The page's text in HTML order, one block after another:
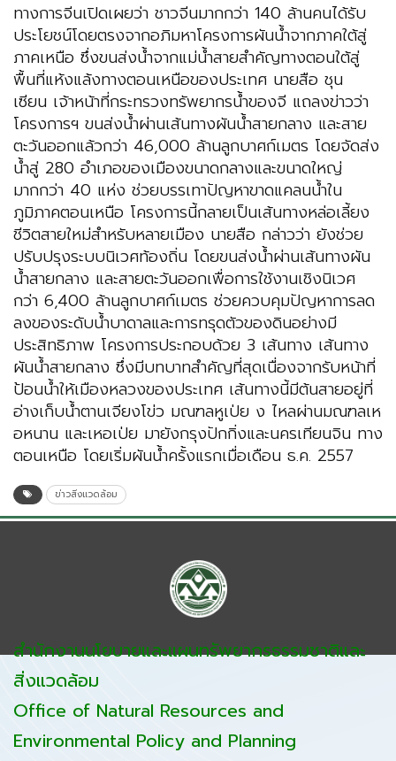
ทางการจีนเปิดเผยว่า ชาวจีนมากกว่า 140 ล้านคนได้รับ
ประโยชน์โดยตรงจากอภิมหาโครงการผันน้ำจากภาคใต้สู่
ภาคเหนือ ซึ่งขนส่งน้ำจากแม่น้ำสายสำคัญทางตอนใต้สู่
พื้นที่แห้งแล้งทางตอนเหนือของประเทศ นายสือ ชุน
เซียน เจ้าหน้าที่กระทรวงทรัพยากรน้ำของจี แถลงข่าวว่า
โครงการฯ ขนส่งน้ำผ่านเส้นทางผันน้ำสายกลาง และสาย
ตะวันออกแล้วกว่า 46,000 ล้านลูกบาศก์เมตร โดยจัดส่ง
น้ำสู่ 280 อำเภอของเมืองขนาดกลางและขนาดใหญ่
มากกว่า 40 แห่ง ช่วยบรรเทาปัญหาขาดแคลนน้ำใน
ภูมิภาคตอนเหนือ โครงการนี้กลายเป็นเส้นทางหล่อเลี้ยง
ชีวิตสายใหม่สำหรับหลายเมือง นายสือ กล่าวว่า ยังช่วย
ปรับปรุงระบบนิเวศท้องถิ่น โดยขนส่งน้ำผ่านเส้นทางผัน
น้ำสายกลาง และสายตะวันออกเพื่อการใช้งานเชิงนิเวศ
กว่า 6,400 ล้านลูกบาศก์เมตร ช่วยควบคุมปัญหาการลด
ลงของระดับน้ำบาดาลและการทรุดตัวของดินอย่างมี
ประสิทธิภาพ โครงการประกอบด้วย 3 เส้นทาง เส้นทาง
ผันน้ำสายกลาง ซึ่งมีบทบาทสำคัญที่สุดเนื่องจากรับหน้าที่
ป้อนน้ำให้เมืองหลวงของประเทศ เส้นทางนี้มีต้นสายอยู่ที่
อ่างเก็บน้ำตานเจียงโข่ว มณฑลหูเป่ย ง ไหลผ่านมณฑลเห
อหนาน และเหอเป่ย มายังกรุงปักกิ่งและนครเทียนจิน ทาง
ตอนเหนือ โดยเริ่มผันน้ำครั้งแรกเมื่อเดือน ธ.ค. 2557
ข่าวสิ่งแวดล้อม
สำนักงานนโยบายและแผนทรัพยากรธรรมชาติและ
สิ่งแวดล้อม
Office of Natural Resources and
Environmental Policy and Planning